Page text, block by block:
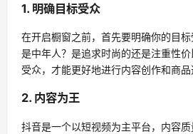
1. 明确目标受众
在开启橱窗之前，首先要明确你的目
是中年人？是追求时尚的还是注重性
受众，才能更好地进行内容创作和商品
2. 内容为王
抖音是一个以短视频为主平台，内容